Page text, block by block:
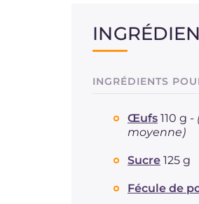
INGRÉDIENTS
Œufs 110 g -
moyenne)
Sucre 125 g
Fécule de